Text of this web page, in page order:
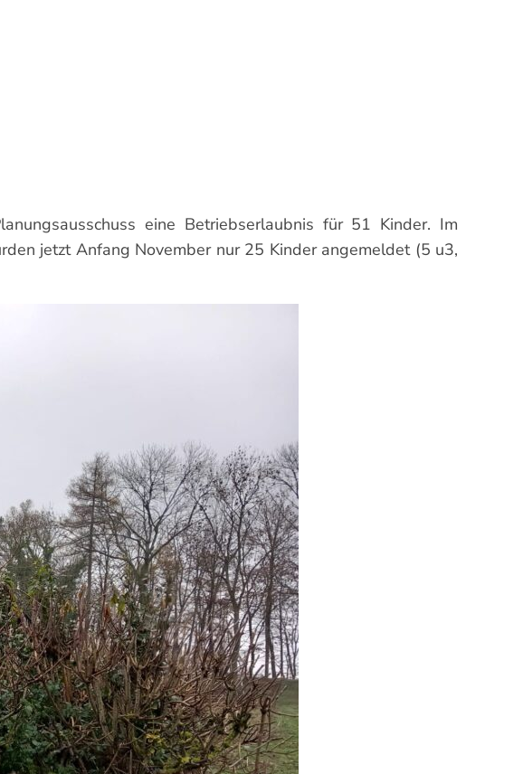
eine Betriebserlaubnis für 51 Kinder. Im
jetzt Anfang November nur 25 Kinder angemeldet (5 u3,